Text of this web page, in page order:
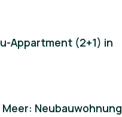
Appartment (2+1) in
Meer: Neubauwohnung